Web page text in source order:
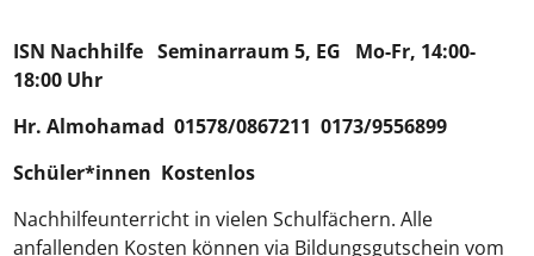
ISN Nachhilfe Seminarraum 5, EG Mo-Fr, 14:00-
18:00 Uhr
Hr.Almohamad 01578/0867211 0173/9556899
Schüler*innen Kostenlos
Nachhilfeunterricht in vielen Schulfächern. Alle
anfallenden Kosten können via Bildungsgutschein vom